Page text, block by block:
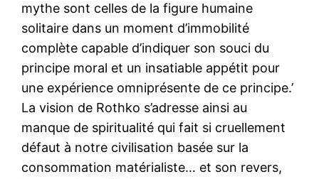
mythe sont celles de la figure humaine
solitaire dans un moment d’immobilité
complète capable d’indiquer son souci du
principe moral et un insatiable appétit pour
une expérience omniprésente de ce principe.’
La vision de Rothko s’adresse ainsi au
manque de spiritualité qui fait si cruellement
défaut à notre civilisation basée sur la
consommation matérialiste… et son revers,